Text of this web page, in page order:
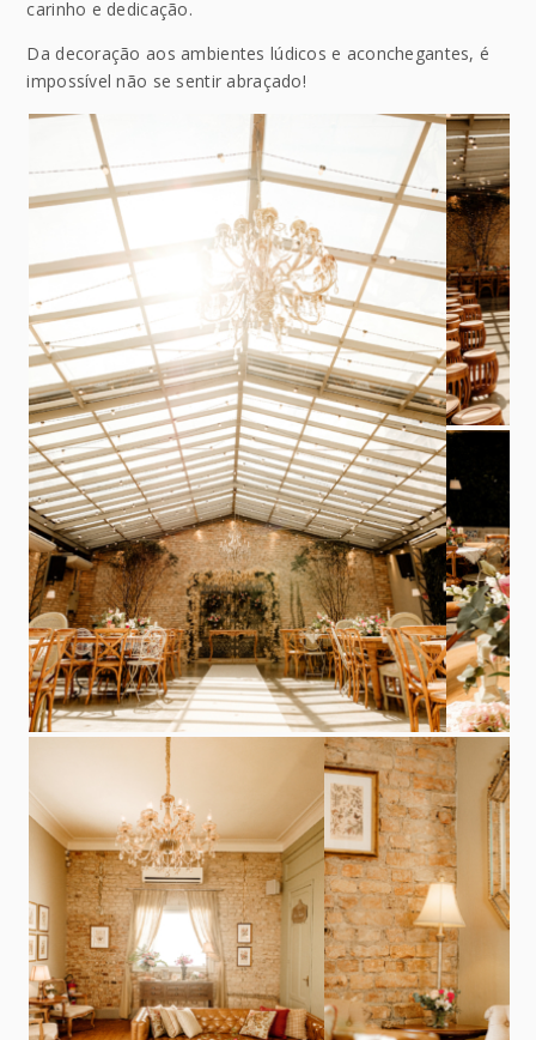
carinho e dedicação.
Da decoração aos ambientes lúdicos e aconchegantes, é
impossível não se sentir abraçado!